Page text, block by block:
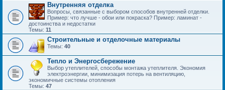
Внутренняя отделка
Вопросы, связанные с выбором способов внутренней отделки.
Пример: что лучше - обои или покраска? Пример: ламинат -
достоинства и недостатки
Темы: 11
Строительные и отделочные материалы
Темы: 40
Тепло и Энергосбережение
Выбор утеплителей, способы монтажа утеплителя. Экономия
электроэнергии, минимизация потерь на вентиляцию,
экономичные системы отопления
Темы: 47